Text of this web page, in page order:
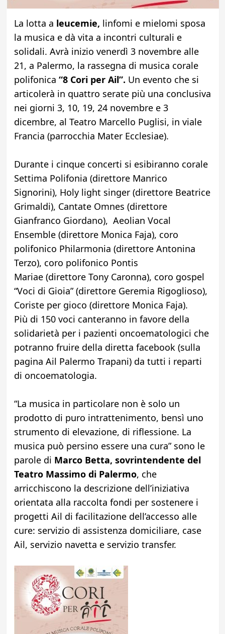
La lotta a leucemie, linfomi e mielomi sposa
la musica e dà vita a incontri culturali e
solidali. Avrà inizio venerdì 3 novembre alle
21, a Palermo, la rassegna di musica corale
polifonica “8 Cori per Ail”. Un evento che si
articolerà in quattro serate più una conclusiva
nei giorni 3, 10, 19, 24 novembre e 3
dicembre, al Teatro Marcello Puglisi, in viale
Francia (parrocchia Mater Ecclesiae).
Durante i cinque concerti si esibiranno corale
Settima Polifonia (direttore Manrico
Signorini), Holy light singer (direttore Beatrice
Grimaldi), Cantate Omnes (direttore
Gianfranco Giordano), Aeolian Vocal
Ensemble (direttore Monica Faja), coro
polifonico Philarmonia (direttore Antonina
Terzo), coro polifonico Pontis
Mariae (direttore Tony Caronna), coro gospel
“Voci di Gioia” (direttore Geremia Rigoglioso),
Coriste per gioco (direttore Monica Faja).
Più di 150 voci canteranno in favore della
solidarietà per i pazienti oncoematologici che
potranno fruire della diretta facebook (sulla
pagina Ail Palermo Trapani) da tutti i reparti
di oncoematologia.
“La musica in particolare non è solo un
prodotto di puro intrattenimento, bensì uno
strumento di elevazione, di riflessione. La
musica può persino essere una cura” sono le
parole di Marco Betta, sovrintendente del
Teatro Massimo di Palermo, che
arricchiscono la descrizione dell’iniziativa
orientata alla raccolta fondi per sostenere i
progetti Ail di facilitazione dell’accesso alle
cure: servizio di assistenza domiciliare, case
Ail, servizio navetta e servizio transfer.